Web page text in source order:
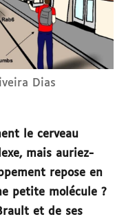
Dias
le cerveau
mais auriez-
repose en
petite molécule ?
et de ses